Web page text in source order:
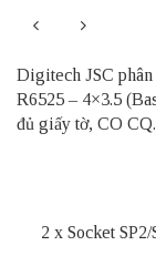
Digitech JSC
R6525 – 4×3.5
đủ giấy tờ, CO
2 x Socket SP2/